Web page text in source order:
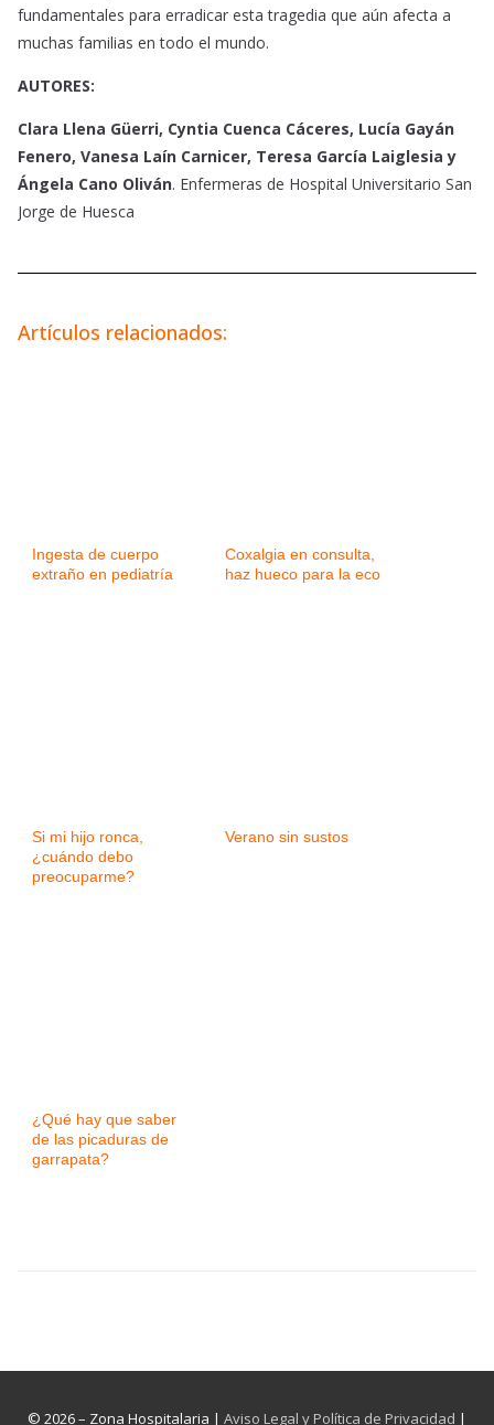
fundamentales para erradicar esta tragedia que aún afecta a
muchas familias en todo el mundo.
AUTORES:
Clara Llena Güerri, Cyntia Cuenca Cáceres, Lucía Gayán
Fenero, Vanesa Laín Carnicer, Teresa García Laiglesia y
Ángela Cano Oliván. Enfermeras de Hospital Universitario San
Jorge de Huesca
Artículos relacionados:
Ingesta de cuerpo
extraño en pediatría
Coxalgia en consulta,
haz hueco para la eco
Si mi hijo ronca,
¿cuándo debo
preocuparme?
Verano sin sustos
¿Qué hay que saber
de las picaduras de
garrapata?
© 2026 – Zona Hospitalaria | Aviso Legal y Política de Privacidad |